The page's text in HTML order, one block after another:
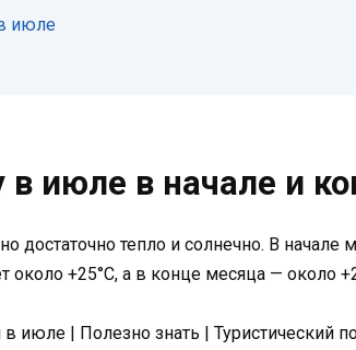
июле
июле в начале и
достаточно тепло и солнечно. В начале
около +25°С, а в конце месяца — около